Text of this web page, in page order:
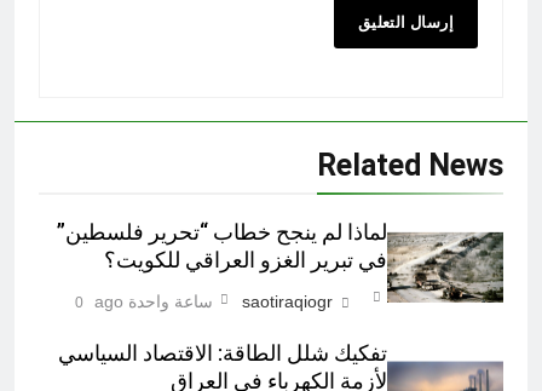
Related News
لماذا لم ينجح خطاب “تحرير فلسطين”
في تبرير الغزو العراقي للكويت؟
saotiraqiogr ساعة واحدة ago 0
تفكيك شلل الطاقة: الاقتصاد السياسي
لأزمة الكهرباء في العراق